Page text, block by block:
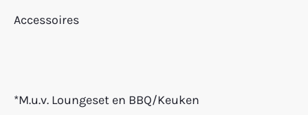
Accessoires
*M.u.v. Loungeset en BBQ/Keuken